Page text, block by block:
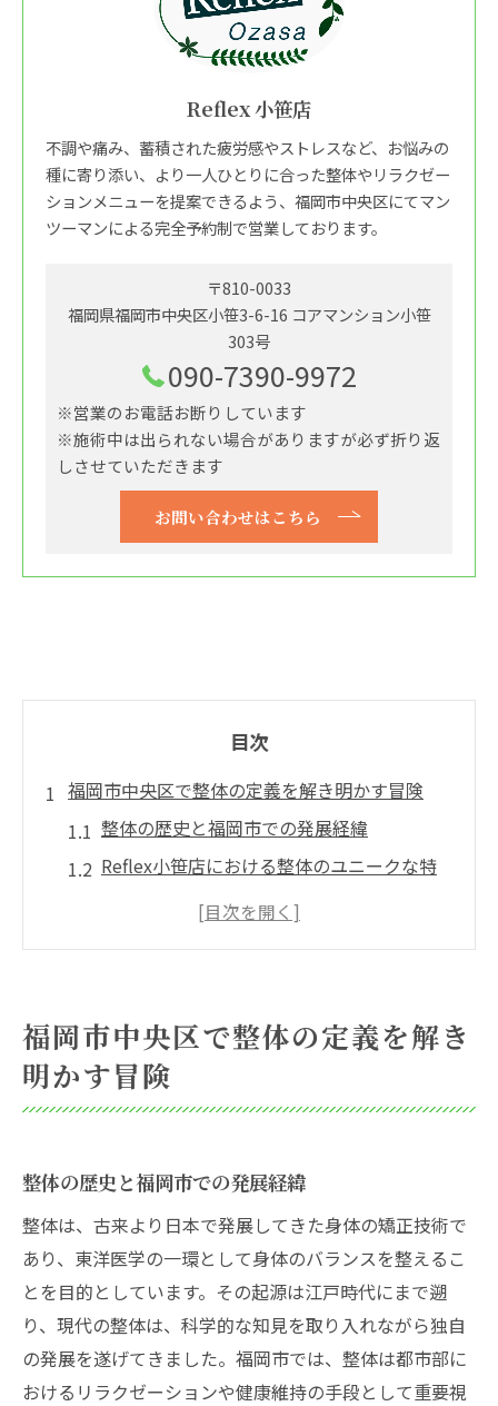
Reflex 小笹店
不調や痛み、蓄積された疲労感やストレスなど、お悩みの
種に寄り添い、より一人ひとりに合った整体やリラクゼー
ションメニューを提案できるよう、福岡市中央区にてマン
ツーマンによる完全予約制で営業しております。
〒810-0033
福岡県福岡市中央区小笹3-6-16 コアマンション小笹
303号
090-7390-9972
※営業のお電話お断りしています
※施術中は出られない場合がありますが必ず折り返
しさせていただきます
お問い合わせはこちら
目次
福岡市中央区で整体の定義を解き明かす冒険
整体の歴史と福岡市での発展経緯
Reflex小笹店における整体のユニークな特
整体施術がもたらす健康効果
整体とは何か福岡市での実際の施術体験から学
ぶ
Reflex小笹店で人気の整体メニュー
施術者のスキルと経験の重要性
利用者の体験談から見る整体の効果
福岡市での整体施術の料金相場
初めての整体体験前に知っておくべきこと
福岡市の整体で健康維持に役立つ新たな視点
福岡市中央区で整体の定義を解き
明かす冒険
整体の歴史と福岡市での発展経緯
整体は、古来より日本で発展してきた身体の矯正技術で
あり、東洋医学の一環として身体のバランスを整えるこ
とを目的としています。その起源は江戸時代にまで遡
り、現代の整体は、科学的な知見を取り入れながら独自
の発展を遂げてきました。福岡市では、整体は都市部に
おけるリラクゼーションや健康維持の手段として重要視